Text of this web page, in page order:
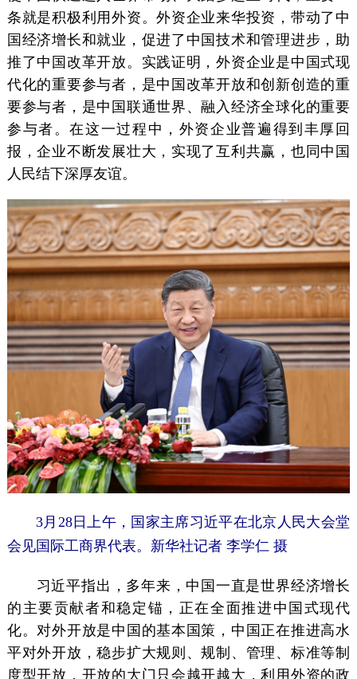
条就是积极利用外资。外资企业来华投资，带动了中
国经济增长和就业，促进了中国技术和管理进步，助
推了中国改革开放。实践证明，外资企业是中国式现
代化的重要参与者，是中国改革开放和创新创造的重
要参与者，是中国联通世界、融入经济全球化的重要
参与者。在这一过程中，外资企业普遍得到丰厚回
报，企业不断发展壮大，实现了互利共赢，也同中国
人民结下深厚友谊。
3月28日上午，国家主席习近平在北京人民大会堂
会见国际工商界代表。新华社记者 李学仁 摄
习近平指出，多年来，中国一直是世界经济增长
的主要贡献者和稳定锚，正在全面推进中国式现代
化。对外开放是中国的基本国策，中国正在推进高水
平对外开放，稳步扩大规则、规制、管理、标准等制
度型开放，开放的大门只会越开越大，利用外资的政